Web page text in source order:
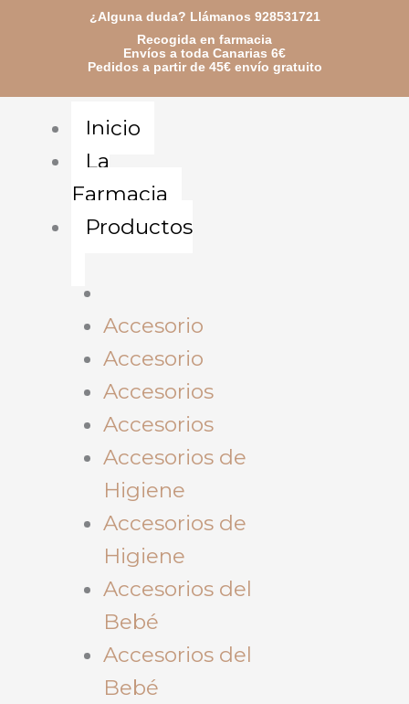
¿Alguna duda? Llámanos 928531721
Recogida en farmacia
Envíos a toda Canarias 6€
Pedidos a partir de 45€ envío gratuito
Inicio
La
Farmacia
Productos
Accesorio
Accesorio
Accesorios
Accesorios
Accesorios de
Higiene
Accesorios de
Higiene
Accesorios del
Bebé
Accesorios del
Bebé